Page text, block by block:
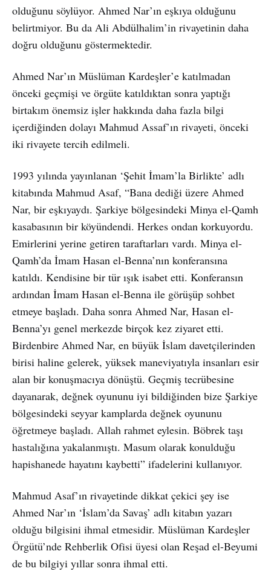
olduğunu söylüyor. Ahmed Nar’ın eşkıya olduğunu
belirtmiyor. Bu da Ali Abdülhalim’in rivayetinin daha
doğru olduğunu göstermektedir.
Ahmed Nar’ın Müslüman Kardeşler’e katılmadan
önceki geçmişi ve örgüte katıldıktan sonra yaptığı
birtakım önemsiz işler hakkında daha fazla bilgi
içerdiğinden dolayı Mahmud Assaf’ın rivayeti, önceki
iki rivayete tercih edilmeli.
1993 yılında yayınlanan ‘Şehit İmam’la Birlikte’ adlı
kitabında Mahmud Asaf, “Bana dediği üzere Ahmed
Nar, bir eşkıyaydı. Şarkiye bölgesindeki Minya el-Qamh
kasabasının bir köyündendi. Herkes ondan korkuyordu.
Emirlerini yerine getiren taraftarları vardı. Minya el-
Qamh’da İmam Hasan el-Benna’nın konferansına
katıldı. Kendisine bir tür ışık isabet etti. Konferansın
ardından İmam Hasan el-Benna ile görüşüp sohbet
etmeye başladı. Daha sonra Ahmed Nar, Hasan el-
Benna’yı genel merkezde birçok kez ziyaret etti.
Birdenbire Ahmed Nar, en büyük İslam davetçilerinden
birisi haline gelerek, yüksek maneviyatıyla insanları esir
alan bir konuşmacıya dönüştü. Geçmiş tecrübesine
dayanarak, değnek oyununu iyi bildiğinden bize Şarkiye
bölgesindeki seyyar kamplarda değnek oyununu
öğretmeye başladı. Allah rahmet eylesin. Böbrek taşı
hastalığına yakalanmıştı. Masum olarak konulduğu
hapishanede hayatını kaybetti” ifadelerini kullanıyor.
Mahmud Asaf’ın rivayetinde dikkat çekici şey ise
Ahmed Nar’ın ‘İslam’da Savaş’ adlı kitabın yazarı
olduğu bilgisini ihmal etmesidir. Müslüman Kardeşler
Örgütü’nde Rehberlik Ofisi üyesi olan Reşad el-Beyumi
de bu bilgiyi yıllar sonra ihmal etti.